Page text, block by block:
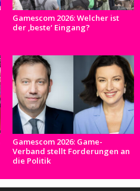
Gamescom 2026: Welcher ist
der ‚beste‘ Eingang?
Gamescom 2026: Game-
Verband stellt Forderungen an
die Politik